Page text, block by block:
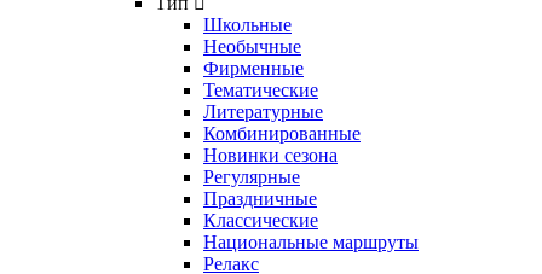
Школьные
Необычные
Фирменные
Тематические
Литературные
Комбинированные
Новинки сезона
Регулярные
Праздничные
Классические
Национальные маршруты
Релакс